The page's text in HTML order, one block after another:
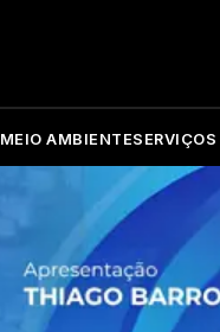
MEIO AMBIENTESERVIÇOS